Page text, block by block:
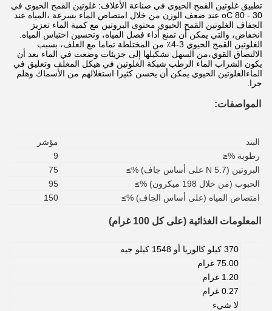
تطبيق غلوتين القمح الحيوي في صناعة الأعلاف: غلوتين القمح الحيوي في
30 - 80 oC عند ضعف الوزن من خلال امتصاص الماء بسرعة ،المياه عند
الجفاف الغلوتين القمح الحيوي محتوى البروتين مع كمية الماء تعزيز
انخفاض، والتي يمكن أن تمنع أداء فصل المياه، وتحسين احتباس المياه.
الغلوتين القمح الحيوي 3-4٪ من المختلطة تماما مع العلف، بسبب
الالتصاق القوي،من السهل تشكيلها إلى جزيئات وضعت في الماء بعد أن
يكون الشراب الماء الرطب شبكة الغلوتين في هيكل المغلف وتعليق في
الماءالغلوتين الحيوي يمكن أن يحسن كثيرا استغلالهم من الأسماك وهلم
جرا.
المواصفات:
البند
مؤشر
رطوبة %≤
9
البروتين (N 5.7 على أساس جاف) %≥
75
الحبوب (من خلال 198 ميكرون) %≥
95
امتصاص المياه (على أساس الجاف) %≥
150
المعلومات الغذائية (على كل 100 غرام)
370 كيلو كالوريا أو 1548 كيلو جيه
75.00 غرام
1.20 غرام
0.27 غرام
لا شيء